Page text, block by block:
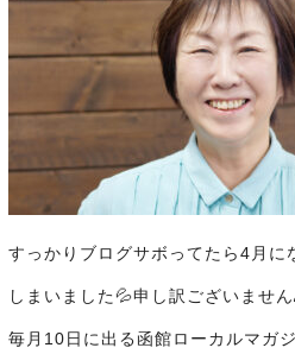
すっかりブログサボってたら4月に
しまいました💦申し訳ございませ
毎月10日に出る函館ローカルマガ